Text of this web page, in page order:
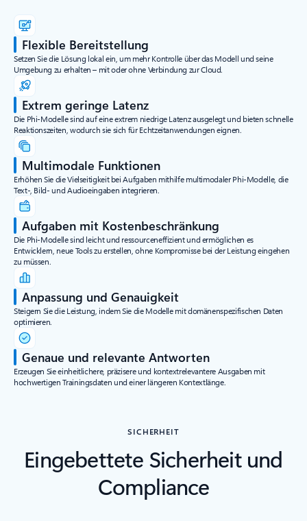
Flexible Bereitstellung
Setzen Sie die Lösung lokal ein, um mehr Kontrolle über das Modell und seine
Umgebung zu erhalten – mit oder ohne Verbindung zur Cloud.
Extrem geringe Latenz
Die Phi-Modelle sind auf eine extrem niedrige Latenz ausgelegt und bieten schnelle
Reaktionszeiten, wodurch sie sich für Echtzeitanwendungen eignen.
Multimodale Funktionen
Erhöhen Sie die Vielseitigkeit bei Aufgaben mithilfe multimodaler Phi-Modelle, die
Text-, Bild- und Audioeingaben integrieren.
Aufgaben mit Kostenbeschränkung
Die Phi-Modelle sind leicht und ressourceneffizient und ermöglichen es
Entwicklern, neue Tools zu erstellen, ohne Kompromisse bei der Leistung eingehen
zu müssen.
Anpassung und Genauigkeit
Steigern Sie die Leistung, indem Sie die Modelle mit domänenspezifischen Daten
optimieren.
Genaue und relevante Antworten
Erzeugen Sie einheitlichere, präzisere und kontextrelevantere Ausgaben mit
hochwertigen Trainingsdaten und einer längeren Kontextlänge.
SICHERHEIT
Eingebettete Sicherheit und
Compliance